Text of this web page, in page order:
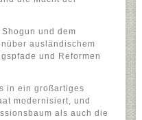
und dem
ausländischem
und Reformen
in ein großartiges
modernisiert, und
als auch die